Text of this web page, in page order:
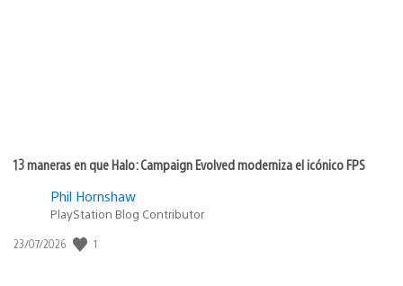
13 maneras en que Halo: Campaign Evolved moderniza el icónico FPS
Phil Hornshaw
PlayStation Blog Contributor
Fecha
23/07/2026 1